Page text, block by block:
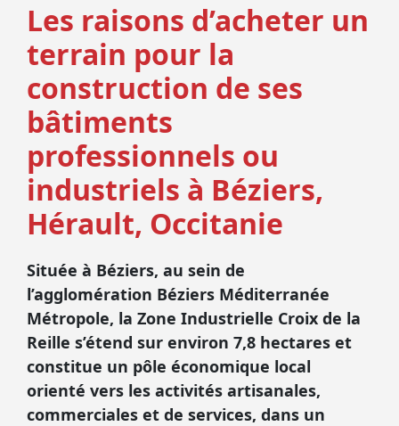
Les raisons d’acheter un
terrain pour la
construction de ses
bâtiments
professionnels ou
industriels à Béziers,
Hérault, Occitanie
Située à Béziers, au sein de
l’agglomération Béziers Méditerranée
Métropole, la Zone Industrielle Croix de la
Reille s’étend sur environ 7,8 hectares et
constitue un pôle économique local
orienté vers les activités artisanales,
commerciales et de services, dans un